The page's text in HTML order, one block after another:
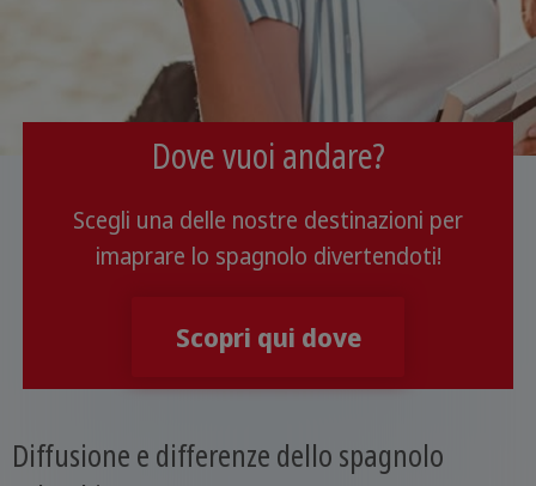
Dove vuoi andare?
Scegli una delle nostre destinazioni per
imaprare lo spagnolo divertendoti!
Scopri qui dove
Diffusione e differenze dello spagnolo